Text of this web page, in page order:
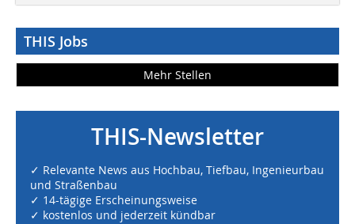
THIS Jobs
Mehr Stellen
THIS-Newsletter
✓ Relevante News aus Hochbau, Tiefbau, Ingenieurbau
und Straßenbau
✓ 14-tägige Erscheinungsweise
✓ kostenlos und jederzeit kündbar